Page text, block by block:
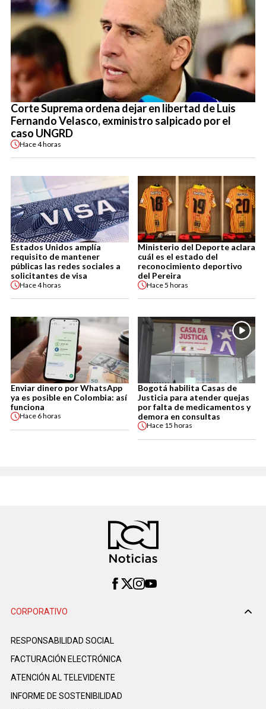
Corte Suprema ordena dejar en libertad de Luis
Fernando Velasco, exministro salpicado por el
caso UNGRD
Hace4 horas
Estados Unidos amplía
requisito de mantener
públicas las redes sociales a
solicitantes de visa
Hace4 horas
Ministerio del Deporte aclara
cuál es el estado del
reconocimiento deportivo
del Pereira
Hace5 horas
Enviar dinero por WhatsApp
ya es posible en Colombia: así
funciona
Hace 6 horas
Bogotá habilita Casas de
Justicia para atender quejas
por falta de medicamentos y
demora en consultas
Hace 15 horas
CORPORATIVO
RESPONSABILIDAD SOCIAL
FACTURACIÓN ELECTRÓNICA
ATENCIÓN AL TELEVIDENTE
INFORME DE SOSTENIBILIDAD